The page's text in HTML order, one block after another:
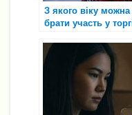
З якого віку
брати участь у